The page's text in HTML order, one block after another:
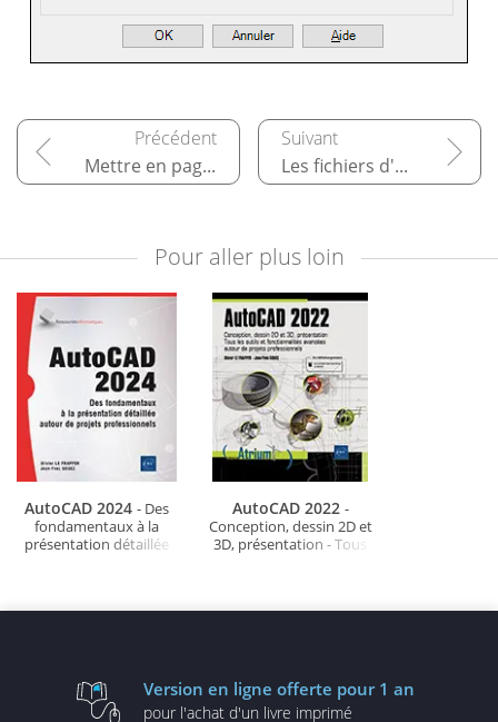
Mettre en page le plateau Les fichiers d'échange
Pour aller plus loin
AutoCAD 2024 - Des
fondamentaux à la
présentation détaillée
AutoCAD 2022 -
Conception, dessin 2D et
3D, présentation - Tous
Version en ligne offerte pour 1 an
pour l'achat d'un livre imprimé